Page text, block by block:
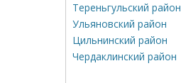
Тереньгульский район
Ульяновский район
Цильнинский район
Чердаклинский район